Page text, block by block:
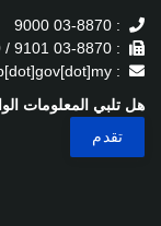
: 03-8870 9000
: 03-8870 9101 / 03-8870 9102
: ukk[at]muftiwp[dot]gov[dot]my
هل تلبي المعلومات